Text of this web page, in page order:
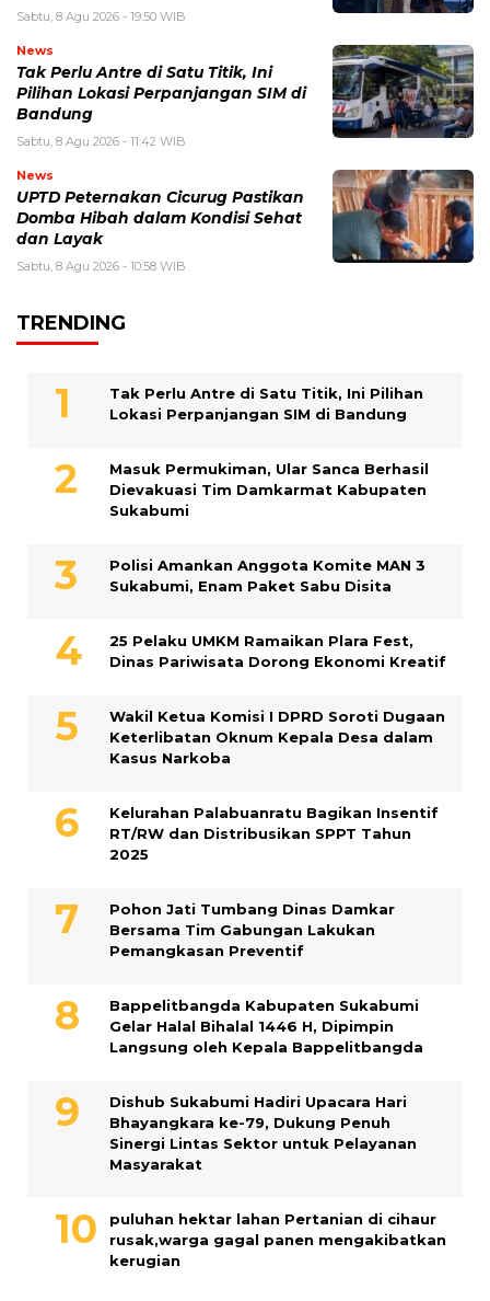
Sabtu, 8 Agu 2026 - 19:50 WIB
News
Tak Perlu Antre di Satu Titik, Ini
Pilihan Lokasi Perpanjangan SIM di
Bandung
Sabtu, 8 Agu 2026 - 11:42 WIB
News
UPTD Peternakan Cicurug Pastikan
Domba Hibah dalam Kondisi Sehat
dan Layak
Sabtu, 8 Agu 2026 - 10:58 WIB
TRENDING
Tak Perlu Antre di Satu Titik, Ini Pilihan
Lokasi Perpanjangan SIM di Bandung
Masuk Permukiman, Ular Sanca Berhasil
Dievakuasi Tim Damkarmat Kabupaten
Sukabumi
Polisi Amankan Anggota Komite MAN 3
Sukabumi, Enam Paket Sabu Disita
25 Pelaku UMKM Ramaikan Plara Fest,
Dinas Pariwisata Dorong Ekonomi Kreatif
Wakil Ketua Komisi I DPRD Soroti Dugaan
Keterlibatan Oknum Kepala Desa dalam
Kasus Narkoba
Kelurahan Palabuanratu Bagikan Insentif
RT/RW dan Distribusikan SPPT Tahun
2025
Pohon Jati Tumbang Dinas Damkar
Bersama Tim Gabungan Lakukan
Pemangkasan Preventif
Bappelitbangda Kabupaten Sukabumi
Gelar Halal Bihalal 1446 H, Dipimpin
Langsung oleh Kepala Bappelitbangda
Dishub Sukabumi Hadiri Upacara Hari
Bhayangkara ke-79, Dukung Penuh
Sinergi Lintas Sektor untuk Pelayanan
Masyarakat
puluhan hektar lahan Pertanian di cihaur
rusak,warga gagal panen mengakibatkan
kerugian